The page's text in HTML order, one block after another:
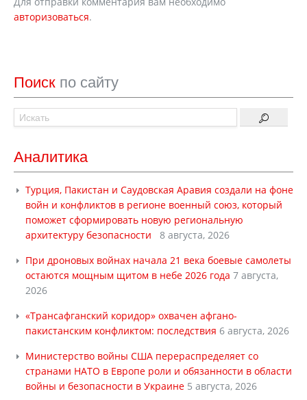
авторизоваться.
Поиск по сайту
Аналитика
Турция, Пакистан и Саудовская Аравия создали на фоне
войн и конфликтов в регионе военный союз, который
поможет сформировать новую региональную
архитектуру безопасности
8 августа, 2026
При дроновых войнах начала 21 века боевые самолеты
остаются мощным щитом в небе 2026 года 7 августа,
2026
«Трансафганский коридор» охвачен афгано-
пакистанским конфликтом: последствия 6 августа, 2026
Министерство войны США перераспределяет со
странами НАТО в Европе роли и обязанности в области
войны и безопасности в Украине 5 августа, 2026